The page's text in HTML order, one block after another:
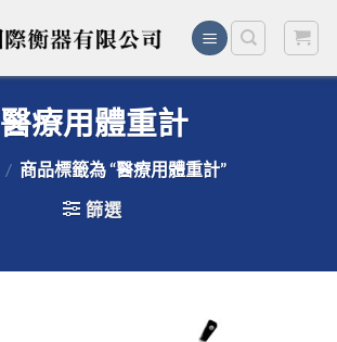
醫療用體重計
/ 商品標籤為 “醫療用體重計”
篩選